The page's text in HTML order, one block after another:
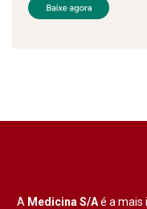
A Medicina S/Aé a mais